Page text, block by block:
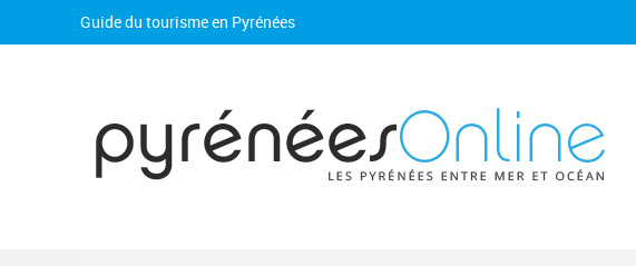
Guide du tourisme en Pyrénées